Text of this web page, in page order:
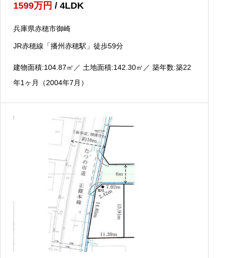
1599万円 / 4LDK
兵庫県赤穂市御崎
JR赤穂線「播州赤穂駅」徒歩59分
建物面積:104.87㎡ ／ 土地面積:142.30㎡ ／ 築年数:築22
年1ヶ月（2004年7月）